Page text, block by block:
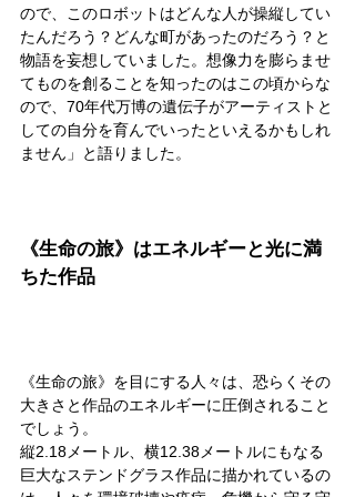
ので、このロボットはどんな人が操縦してい
たんだろう？どんな町があったのだろう？と
物語を妄想していました。想像力を膨らませ
てものを創ることを知ったのはこの頃からな
ので、70年代万博の遺伝子がアーティストと
しての自分を育んでいったといえるかもしれ
ません」と語りました。
《生命の旅》はエネルギーと光に満
ちた作品
《生命の旅》を目にする人々は、恐らくその
大きさと作品のエネルギーに圧倒されること
でしょう。
縦2.18メートル、横12.38メートルにもなる
巨大なステンドグラス作品に描かれているの